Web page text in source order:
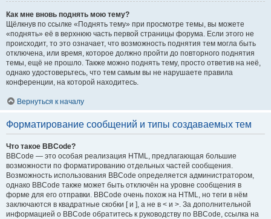
Как мне вновь поднять мою тему?
Щёлкнув по ссылке «Поднять тему» при просмотре темы, вы можете
«поднять» её в верхнюю часть первой страницы форума. Если этого не
происходит, то это означает, что возможность поднятия тем могла быть
отключена, или время, которое должно пройти до повторного поднятия
темы, ещё не прошло. Также можно поднять тему, просто ответив на неё,
однако удостоверьтесь, что тем самым вы не нарушаете правила
конференции, на которой находитесь.
Вернуться к началу
Форматирование сообщений и типы создаваемых тем
Что такое BBCode?
BBCode — это особая реализация HTML, предлагающая большие
возможности по форматированию отдельных частей сообщения.
Возможность использования BBCode определяется администратором,
однако BBCode также может быть отключён на уровне сообщения в
форме для его отправки. BBCode очень похож на HTML, но теги в нём
заключаются в квадратные скобки [ и ], а не в < и >. За дополнительной
информацией о BBCode обратитесь к руководству по BBCode, ссылка на